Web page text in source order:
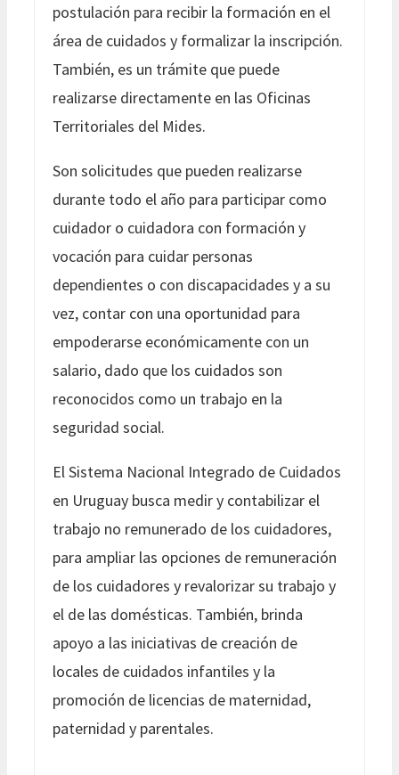
postulación para recibir la formación en el
área de cuidados y formalizar la inscripción.
También, es un trámite que puede
realizarse directamente en las Oficinas
Territoriales del Mides.
Son solicitudes que pueden realizarse
durante todo el año para participar como
cuidador o cuidadora con formación y
vocación para cuidar personas
dependientes o con discapacidades y a su
vez, contar con una oportunidad para
empoderarse económicamente con un
salario, dado que los cuidados son
reconocidos como un trabajo en la
seguridad social.
El Sistema Nacional Integrado de Cuidados
en Uruguay busca medir y contabilizar el
trabajo no remunerado de los cuidadores,
para ampliar las opciones de remuneración
de los cuidadores y revalorizar su trabajo y
el de las domésticas. También, brinda
apoyo a las iniciativas de creación de
locales de cuidados infantiles y la
promoción de licencias de maternidad,
paternidad y parentales.